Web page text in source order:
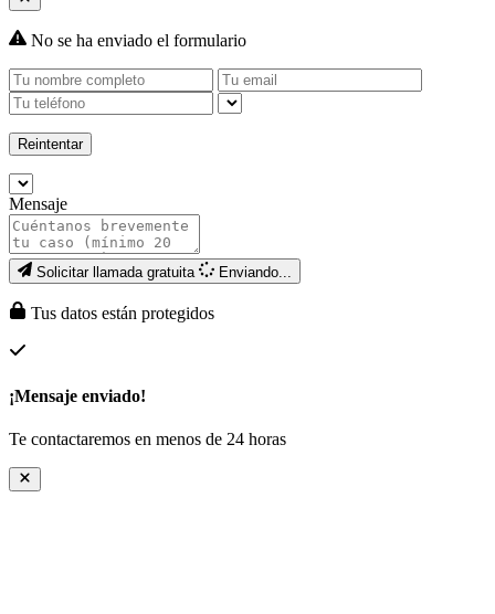
No se ha enviado el formulario
Reintentar
Mensaje
Solicitar llamada gratuita Enviando...
Tus datos están protegidos
¡Mensaje enviado!
Te contactaremos en menos de 24 horas